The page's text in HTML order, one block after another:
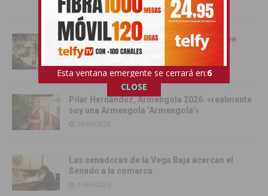
03/07/2026
Orihuela se convierte en escenario del live
action de Enredados de Disney
Pilar Hernández, Armengola 2026: «realmente
soy una Armengola ‘Armengola'»
29/06/2026
Las senadoras de la Vega Baja acercan el
Senado a la comarca
17/06/2026
Esta ventana emergente se cerrará en:4
CLOSE